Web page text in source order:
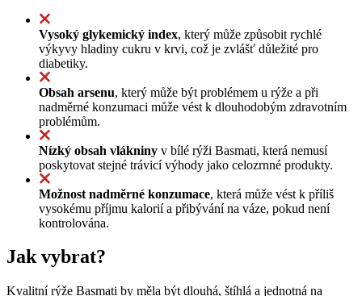
Vysoký glykemický index, který může způsobit rychlé
výkyvy hladiny cukru v krvi, což je zvlášť důležité pro
diabetiky.
Obsah arsenu, který může být problémem u rýže a při
nadměrné konzumaci může vést k dlouhodobým zdravotním
problémům.
Nízký obsah vlákniny v bílé rýži Basmati, která nemusí
poskytovat stejné trávicí výhody jako celozrnné produkty.
Možnost nadměrné konzumace, která může vést k příliš
vysokému příjmu kalorií a přibývání na váze, pokud není
kontrolována.
Jak vybrat?
Kvalitní rýže Basmati by měla být dlouhá, štíhlá a jednotná na